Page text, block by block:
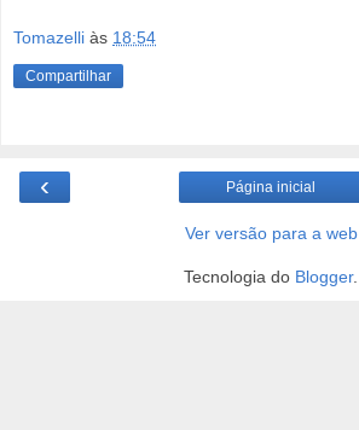
Tomazelli às 18:54
Compartilhar
‹ Página inicial
Ver versão para a web
Tecnologia do Blogger.